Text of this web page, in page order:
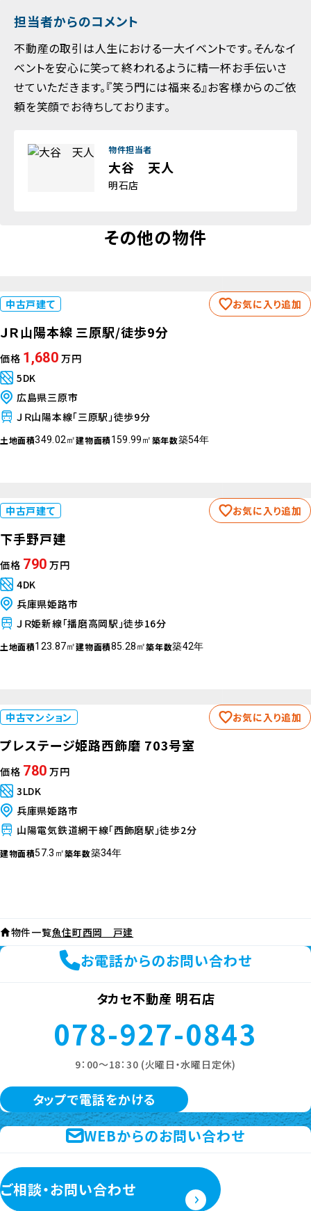
担当者からのコメント
不動産の取引は人生における一大イベントです。そんなイ
ベントを安心に笑って終われるように精一杯お手伝いさ
せていただきます。『笑う門には福来る』お客様からのご依
頼を笑顔でお待ちしております。
物件担当者
大谷 天人
明石店
その他の物件
中古戸建て お気に入り追加
ＪＲ山陽本線 三原駅/徒歩9分
価格 1,680 万円
5DK
広島県三原市
ＪＲ山陽本線「三原駅」徒歩9分
土地面積349.02㎡建物面積159.99㎡築年数築54年
中古戸建て お気に入り追加
下手野戸建
価格 790 万円
4DK
兵庫県姫路市
ＪＲ姫新線「播磨高岡駅」徒歩16分
土地面積123.87㎡建物面積85.28㎡築年数築42年
中古マンション お気に入り追加
プレステージ姫路西飾磨 703号室
価格 780 万円
3LDK
兵庫県姫路市
山陽電気鉄道網干線「西飾磨駅」徒歩2分
建物面積57.3㎡築年数築34年
物件一覧魚住町西岡 戸建
お電話からのお問い合わせ
タカセ不動産 明石店
078-927-0843
9：00～18：30 (火曜日・水曜日定休)
タップで電話をかける
WEBからのお問い合わせ
ご相談・お問い合わせ